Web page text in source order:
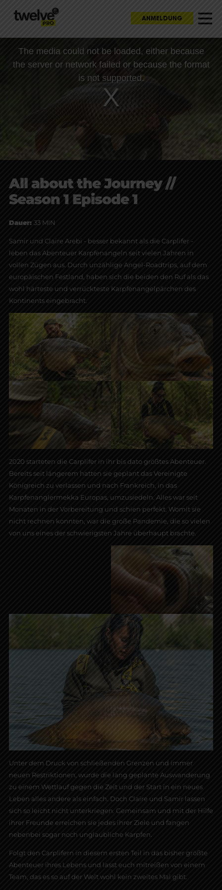
ANMELDUNG
modal
The media could not be loaded, either because
the server or network failed or because the format
is not supported.
All about the Journey //
Season 1 Episode 1
Dauer: 33 MIN
Samir und Claire Arebi - besser bekannt als die Carplifer -
leben das Abenteuer Karpfenangeln seit vielen Jahren in
vollen Zügen aus. Durch unzählige Angel-Roadtrips, auf dem
europäischen Festland, haben sich die beiden den Ruf als das
wohl härteste und verrückteste Karpfenangelpärchen des
Kontinents eingebracht.
2020 starteten die Carplifer in ihr bis dato größtes Abenteuer.
Bereits seit längerem hatten sie geplant das Vereinigte
Königreich zu verlassen und nach Frankreich, in das
Karpfenanglermekka Europas, umzusiedeln. Alles war seit
Monaten in der Vorbereitung und schien perfekt. Womit sie
nicht rechnen konnten, war die große Pandemie, die so vielen
von uns eines der schwierigsten Jahre überhaupt brachte.
Unter dem Druck von schließenden Grenzen und immer
neuen Restriktionen, wurde die lang geplante Auswanderung
zu einem Wettlauf gegen die Zeit und der Start in ein neues
Leben alles andere als einfach. Doch Claire und Samir lassen
sich so leicht nicht unterkriegen. Gemeinsam und mit der Hilfe
ihrer Freunde erreichen sie jedes ihrer Ziele und fangen
nebenbei sogar noch unglaubliche Karpfen.
Folgt den Carplifern in diesem ersten Teil in das bisher größte
Abenteuer ihres Lebens und lasst euch mitreißen von einem
Team, das es so auf der Welt wohl kein zweites Mal gibt.